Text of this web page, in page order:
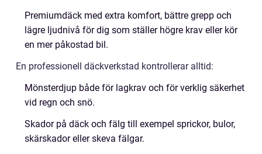
Premiumdäck med extra komfort, bättre grepp och
lägre ljudnivå för dig som ställer högre krav eller kör
en mer påkostad bil.
En professionell däckverkstad kontrollerar alltid:
Mönsterdjup både för lagkrav och för verklig säkerhet
vid regn och snö.
Skador på däck och fälg till exempel sprickor, bulor,
skärskador eller skeva fälgar.